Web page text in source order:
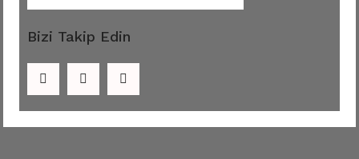
Bizi Takip Edin